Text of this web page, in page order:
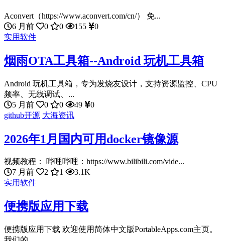
Aconvert（https://www.aconvert.com/cn/） 免...
6 月前
0 0 155
0
实用软件
烟雨OTA工具箱--Android 玩机工具箱
Android 玩机工具箱，专为发烧友设计，支持资源监控、CPU
频率、无线调试、...
5 月前
0 0 49
0
github开源 大海资讯
2026年1月国内可用docker镜像源
视频教程： 哔哩哔哩：https://www.bilibili.com/vide...
7 月前
2 1
3.1K
实用软件
便携版应用下载
便携版应用下载 欢迎使用简体中文版PortableApps.com主页。